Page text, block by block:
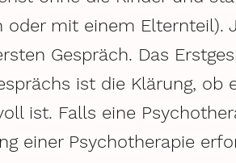
mit einem Elternteil).
Gespräch. Das
ist die Klärung, ob
ist. Falls eine
einer Psychotherapie